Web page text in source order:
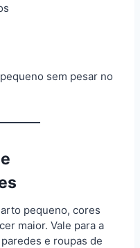
sem pesar no
pequeno, cores
maior. Vale para a
e roupas de